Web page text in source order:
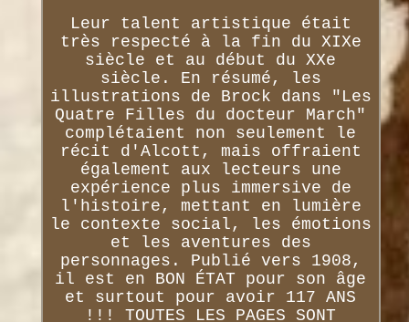
Leur talent artistique était
très respecté à la fin du XIXe
siècle et au début du XXe
siècle. En résumé, les
illustrations de Brock dans "Les
Quatre Filles du docteur March"
complétaient non seulement le
récit d'Alcott, mais offraient
également aux lecteurs une
expérience plus immersive de
l'histoire, mettant en lumière
le contexte social, les émotions
et les aventures des
personnages. Publié vers 1908,
il est en BON ÉTAT pour son âge
et surtout pour avoir 117 ANS
!!! TOUTES LES PAGES SONT